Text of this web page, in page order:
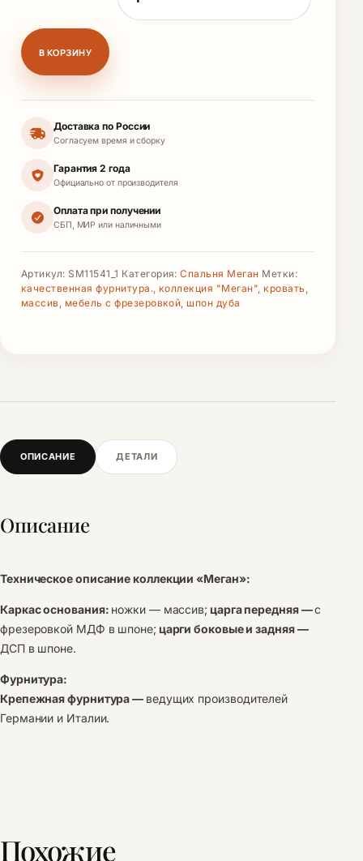
В КОРЗИНУ
Доставка по России
Согласуем время и сборку
Гарантия 2 года
Официально от производителя
Оплата при получении
СБП, МИР или наличными
Артикул: SM11541_1 Категория:Спальня Меган Метки:
качественная фурнитура., коллекция "Меган", кровать ,
массив, мебель с фрезеровкой, шпон дуба
ОПИСАНИЕ ДЕТАЛИ
Описание
Техническое описание коллекции «Меган»:
Каркас основания: ножки — массив; царга передняя —с
фрезеровкой МДФ в шпоне; царги боковые и задняя —
ДСП в шпоне.
Фурнитура:
Крепежная фурнитура — ведущих производителей
Германии и Италии.
Похожие